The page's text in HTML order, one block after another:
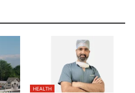
HEALTH